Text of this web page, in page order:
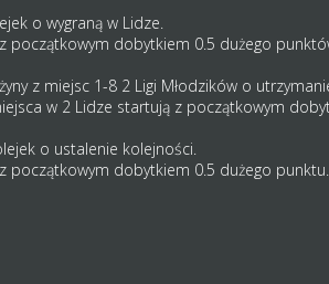
o wygraną w Lidze.
początkowym dobytkiem 0.5 dużego
z miejsc 1-8 2 Ligi Młodzików o
w 2 Lidze startują z początkowym
o ustalenie kolejności.
początkowym dobytkiem 0.5 dużego punktu.